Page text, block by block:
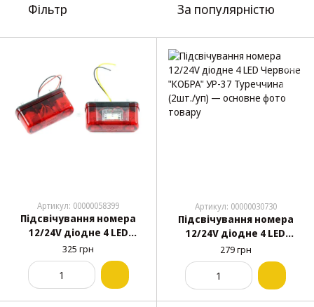
Фільтр За популярністю
Артикул: 00000058399
Підсвічування номера
12/24V діодне 4 LED
Червоне "YUCEPLAST"
УР-110 Туреччина (2шт./
325 грн
Артикул: 00000030730
Підсвічування номера
12/24V діодне 4 LED
Червоне "КОБРА" УР-37
Туреччина (2шт./уп)
279 грн